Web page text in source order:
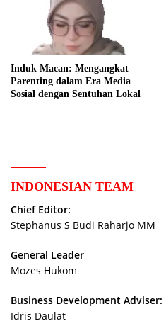
Induk Macan: Mengangkat
Parenting dalam Era Media
Sosial dengan Sentuhan Lokal
INDONESIAN TEAM
Chief Editor:
Stephanus S Budi Raharjo MM
General Leader
Mozes Hukom
Business Development Adviser:
Idris Daulat